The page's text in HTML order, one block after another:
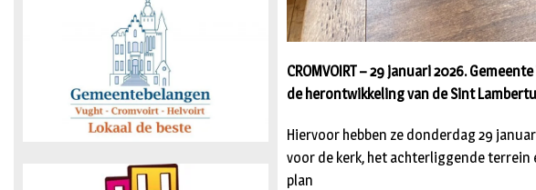
CROMVOIRT – 29 januari 2026.
de herontwikkeling van de Sint
Hiervoor hebben ze donderdag 29
voor de kerk, het achterliggende
plan